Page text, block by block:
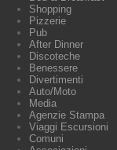
Shopping
Pizzerie
Pub
After Dinner
Discoteche
Benessere
Divertimenti
Auto/Moto
Media
Agenzie Stampa
Viaggi Escursioni
Comuni